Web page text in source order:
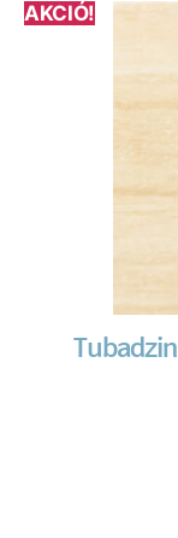
AKCIÓ!